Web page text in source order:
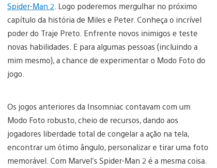
Spider-Man 2 . Logo poderemos mergulhar no próximo
capítulo da história de Miles e Peter. Conheça o incrível
poder do Traje Preto. Enfrente novos inimigos e teste
novas habilidades. E para algumas pessoas (incluindo a
mim mesmo), a chance de experimentar o Modo Foto do
jogo.
Os jogos anteriores da Insomniac contavam com um
Modo Foto robusto, cheio de recursos, dando aos
jogadores liberdade total de congelar a ação na tela,
encontrar um ótimo ângulo, personalizar e tirar uma foto
memorável. Com Marvel’s Spider-Man 2 é a mesma coisa.